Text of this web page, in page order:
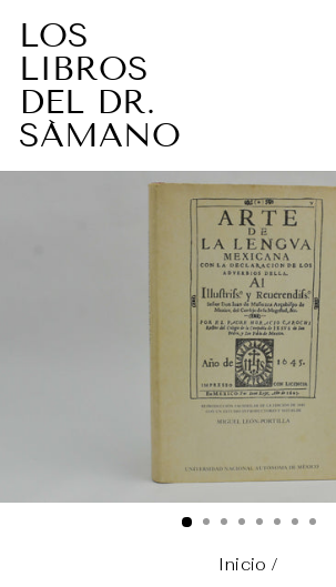
directamente
contenido
LOS
LIBROS
DEL DR.
SÁMANO
Inicio /